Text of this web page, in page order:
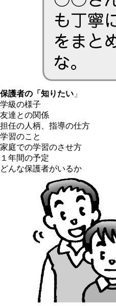
保護者の「知りたい 」
学級の様子
友達との関係
担任の人柄、指導の仕方
学習のこと
家庭での学習のさせ方
１年間の予定
どんな保護者がいるか